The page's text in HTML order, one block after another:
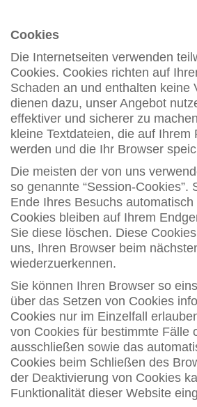
Cookies
Die Internetseiten verwenden
Cookies. Cookies richten auf
Schaden an und enthalten keine
dienen dazu, unser Angebot
effektiver und sicherer zu
kleine Textdateien, die auf Ihrem
werden und die Ihr Browser
Die meisten der von uns
so genannte “Session-Cookies”.
Ende Ihres Besuchs
Cookies bleiben auf Ihrem
Sie diese löschen. Diese
uns, Ihren Browser beim
wiederzuerkennen.
Sie können Ihren Browser so
über das Setzen von Cookies
Cookies nur im Einzelfall
von Cookies für bestimmte Fälle
ausschließen sowie das
Cookies beim Schließen des
der Deaktivierung von Cookies
Funktionalität dieser Website